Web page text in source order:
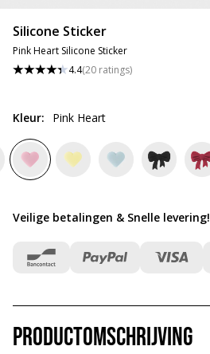
Silicone Sticker
Pink Heart Silicone Sticker
4.4(20 ratings)
Kleur: Pink Heart
Veilige betalingen & Snelle levering!
Productomschrijving